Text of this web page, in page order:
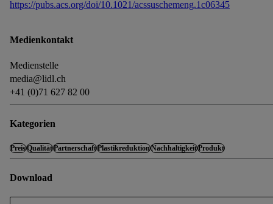
https://pubs.acs.org/doi/10.1021/acssuschemeng.1c06345
Medienkontakt
Medienstelle
media@lidl.ch
+41 (0)71 627 82 00
Kategorien
PreisQualitätPartnerschaftPlastikreduktionNachhaltigkeitProdukt
Download